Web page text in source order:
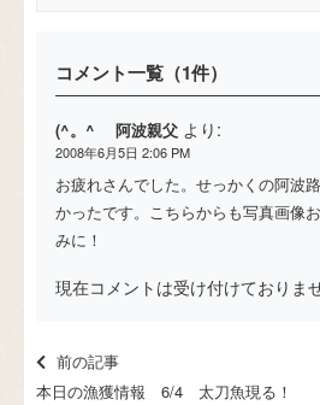
コメント一覧（1件）
(^。^ゞ 阿波親父 より:
2008年6月5日 2:06 PM
お疲れさんでした。せっかくの阿波
かったです。こちらからも写真画像
みに！
現在コメントは受け付けておりま
前の記事
本日の漁獲情報 6/4 太刀魚現る！